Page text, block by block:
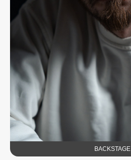
BACKSTAGE